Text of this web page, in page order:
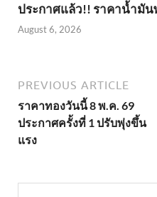
ประกาศแล้ว!! ราคาน้ำมัน
August 6, 2026
PREVIOUS ARTICLE
ราคาทองวันนี้ 8 พ.ค. 69
ประกาศครั้งที่ 1 ปรับพุ่งขึ้น
แรง